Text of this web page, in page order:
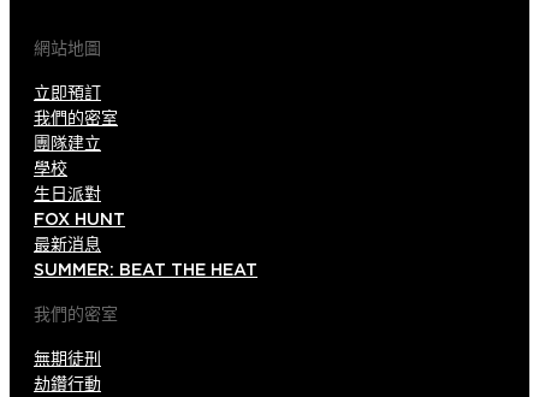
網站地圖
立即預訂
我們的密室
團隊建立
學校
生日派對
FOX HUNT
最新消息
SUMMER: BEAT THE HEAT
我們的密室
無期徒刑
劫鑽行動